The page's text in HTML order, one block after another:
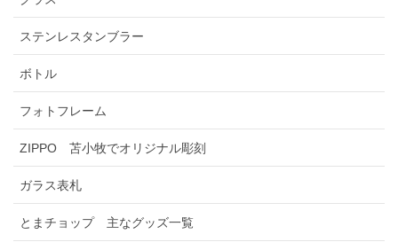
ステンレスタンブラー
ボトル
フォトフレーム
ZIPPO 苫小牧でオリジナル彫刻
ガラス表札
とまチョップ 主なグッズ一覧